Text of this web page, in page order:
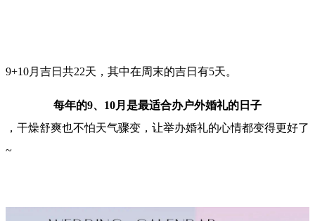
9+10月吉日共22天，其中在周末的吉日有5天。
每年的9、10月是最适合办户外婚礼的日子
，干燥舒爽也不怕天气骤变，让举办婚礼的心情都变得更好了
~